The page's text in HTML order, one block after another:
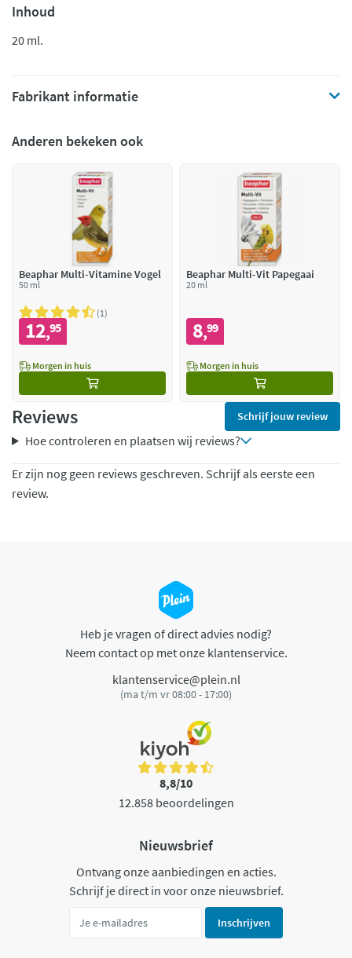
Inhoud
20 ml.
Fabrikant informatie
Anderen bekeken ook
Beaphar Multi-Vitamine Vogel
50 ml
1
12,95
Morgen in huis
Beaphar Multi-Vit Papegaai
20 ml
8,99
Morgen in huis
Reviews Schrijf jouw review
Hoe controleren en plaatsen wij reviews?
Er zijn nog geen reviews geschreven. Schrijf als eerste een
review.
Heb je vragen of direct advies nodig?
Neem contact op met onze klantenservice.
klantenservice@plein.nl
(ma t/m vr 08:00 - 17:00)
8,8/10
12.858 beoordelingen
Nieuwsbrief
Ontvang onze aanbiedingen en acties.
Schrijf je direct in voor onze nieuwsbrief.
Inschrijven